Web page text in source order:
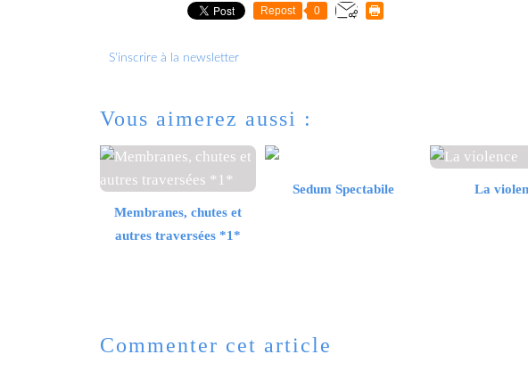
Repost 0
S'inscrire à la newsletter
Vous aimerez aussi :
Membranes, chutes et
autres traversées *1*
Sedum Spectabile La
Commenter cet article